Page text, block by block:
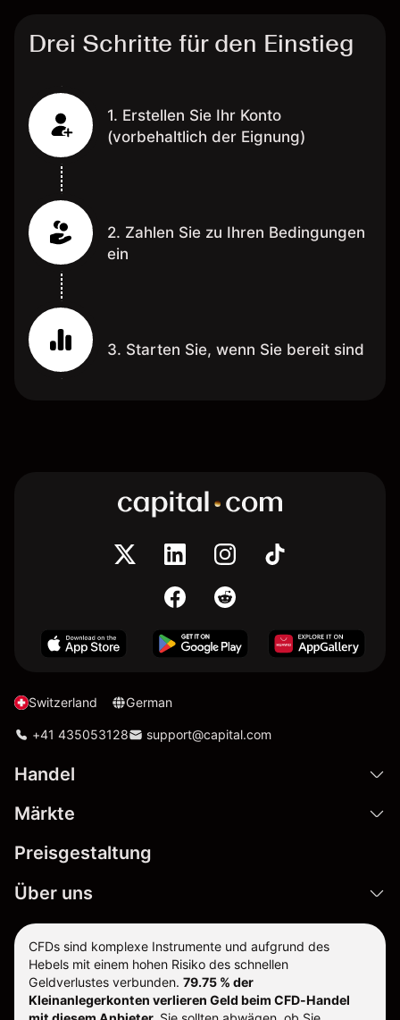
Drei Schritte für den Einstieg
1. Erstellen Sie Ihr Konto
(vorbehaltlich der Eignung)
2. Zahlen Sie zu Ihren Bedingungen
ein
3. Starten Sie, wenn Sie bereit sind
Switzerland German
+41 435053128 support@capital.com
Handel
Märkte
Preisgestaltung
Über uns
CFDs sind komplexe Instrumente und aufgrund des
Hebels mit einem hohen Risiko des schnellen
Geldverlustes verbunden. 79.75 % der
Kleinanlegerkonten verlieren Geld beim CFD-Handel